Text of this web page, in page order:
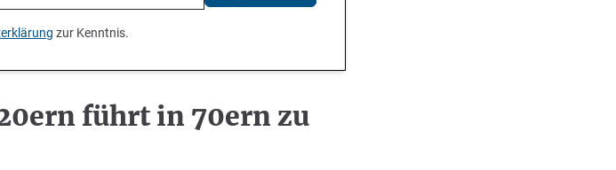
zur Kenntnis.
führt in 70ern zu